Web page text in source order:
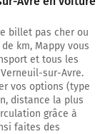
Nord)
billet pas cher ou
km, Mappy vous
et tous les
sur-Avre.
vos options (type
distance la plus
grâce à
faites des